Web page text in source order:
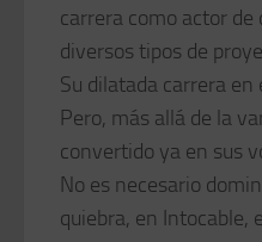
carrera como actor de
diversos tipos de
Su dilatada carrera
Pero, más allá de la
convertido ya en sus
No es necesario
quiebra, en Intocable,